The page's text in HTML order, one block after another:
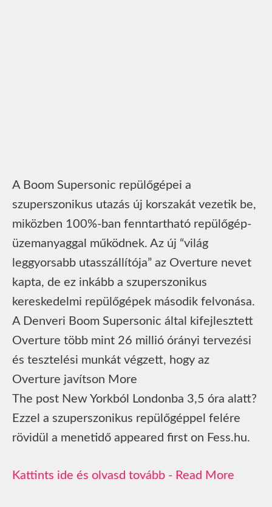
A Boom Supersonic repülőgépei a
szuperszonikus utazás új korszakát vezetik be,
miközben 100%-ban fenntartható repülőgép-
üzemanyaggal működnek. Az új “világ
leggyorsabb utasszállítója” az Overture nevet
kapta, de ez inkább a szuperszonikus
kereskedelmi repülőgépek második felvonása.
A Denveri Boom Supersonic által kifejlesztett
Overture több mint 26 millió órányi tervezési
és tesztelési munkát végzett, hogy az
Overture javítson More
The post New Yorkból Londonba 3,5 óra alatt?
Ezzel a szuperszonikus repülőgéppel felére
rövidül a menetidő appeared first on Fess.hu.
Read More